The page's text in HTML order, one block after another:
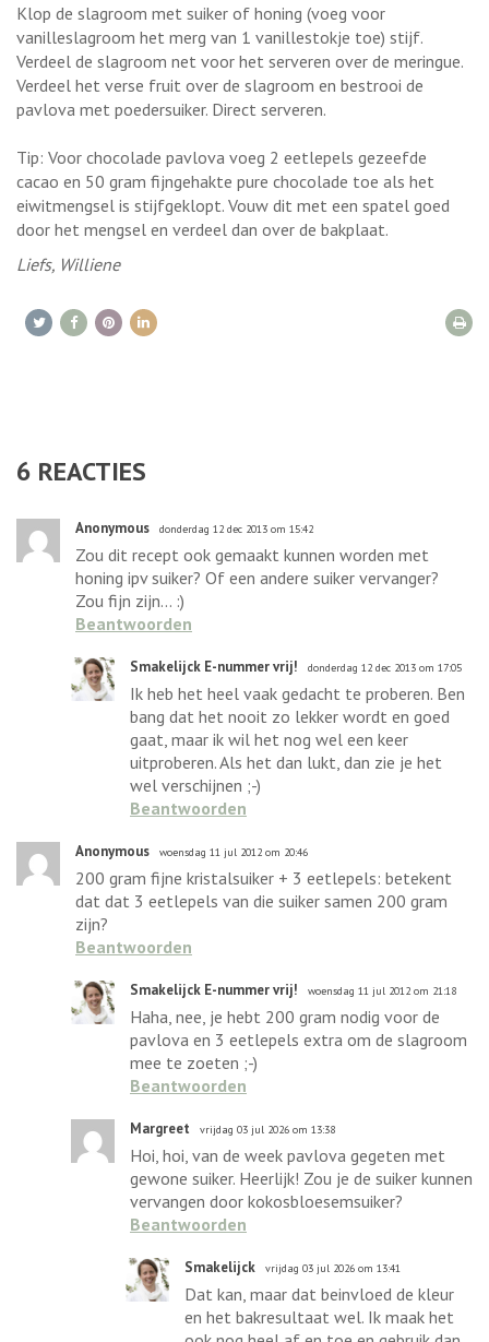
Klop de slagroom met suiker of honing (voeg voor
vanilleslagroom het merg van 1 vanillestokje toe) stijf.
Verdeel de slagroom net voor het serveren over de meringue.
Verdeel het verse fruit over de slagroom en bestrooi de
pavlova met poedersuiker. Direct serveren.
Tip: Voor chocolade pavlova voeg 2 eetlepels gezeefde
cacao en 50 gram fijngehakte pure chocolade toe als het
eiwitmengsel is stijfgeklopt. Vouw dit met een spatel goed
door het mengsel en verdeel dan over de bakplaat.
Liefs, Williene
6 REACTIES
Anonymous donderdag 12 dec 2013 om 15:42
Zou dit recept ook gemaakt kunnen worden met
honing ipv suiker? Of een andere suiker vervanger?
Zou fijn zijn... :)
Beantwoorden
Smakelijck E-nummer vrij! donderdag 12 dec 2013 om 17:05
Ik heb het heel vaak gedacht te proberen. Ben
bang dat het nooit zo lekker wordt en goed
gaat, maar ik wil het nog wel een keer
uitproberen. Als het dan lukt, dan zie je het
wel verschijnen ;-)
Beantwoorden
Anonymous woensdag 11 jul 2012 om 20:46
200 gram fijne kristalsuiker + 3 eetlepels: betekent
dat dat 3 eetlepels van die suiker samen 200 gram
zijn?
Beantwoorden
Smakelijck E-nummer vrij! woensdag 11 jul 2012 om 21:18
Haha, nee, je hebt 200 gram nodig voor de
pavlova en 3 eetlepels extra om de slagroom
mee te zoeten ;-)
Beantwoorden
Margreet vrijdag 03 jul 2026 om 13:38
Hoi, hoi, van de week pavlova gegeten met
gewone suiker. Heerlijk! Zou je de suiker kunnen
vervangen door kokosbloesemsuiker?
Beantwoorden
Smakelijck vrijdag 03 jul 2026 om 13:41
Dat kan, maar dat beinvloed de kleur
en het bakresultaat wel. Ik maak het